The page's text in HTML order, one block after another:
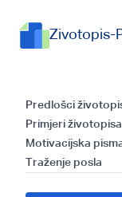
Zivotopis-
Predlošci
Primjeri životopisa
Motivacijska
Traženje posla
Riga